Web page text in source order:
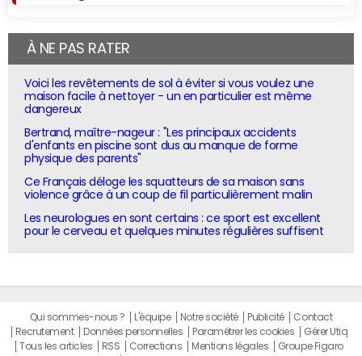
À NE PAS RATER
Voici les revêtements de sol à éviter si vous voulez une
maison facile à nettoyer - un en particulier est même
dangereux
Bertrand, maître-nageur : "Les principaux accidents
d'enfants en piscine sont dus au manque de forme
physique des parents"
Ce Français déloge les squatteurs de sa maison sans
violence grâce à un coup de fil particulièrement malin
Les neurologues en sont certains : ce sport est excellent
pour le cerveau et quelques minutes régulières suffisent
Qui sommes-nous ? L'équipe Notre société Publicité
Contact
Recrutement
Données personnelles Paramétrer les cookies
Gérer Utiq
Tous les articles
RSS Corrections Mentions légales Groupe Figaro